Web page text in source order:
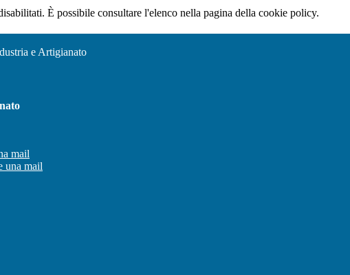
È possibile consultare l'elenco nella pagina della cookie policy.
e Artigianato
mail
una mail